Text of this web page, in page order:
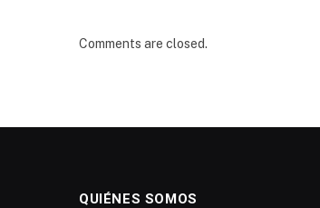
Comments are closed.
QUIÉNES SOMOS